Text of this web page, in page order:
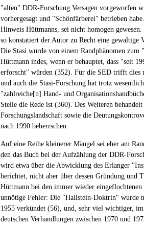
"alten" DDR-Forschung Versagen vorgeworfen
vorhergesagt und "Schönfärberei" betrieben
Hinweis Hüttmanns, sei nicht homogen
so konstatiert der Autor zu Recht eine gewaltige
Die Stasi wurde von einem Randphänomen
Hüttmann indes, wenn er behauptet, dass "seit
erforscht" würden (352). Für die SED trifft dies
und auch die Stasi-Forschung hat trotz
"zahlreiche[n] Hand- und
Stelle die Rede ist (360). Des Weiteren
Forschungslandschaft sowie die
nach 1990 beherrschen.
Auf eine Reihe kleinerer Mängel sei eher am
den das Buch bei der Aufzählung der DDR-
wird etwa über die Abwicklung des Erlanger
berichtet, nicht aber über dessen Gründung und
Hüttmann bei den immer wieder
unnötige Fehler: Die "Hallstein-Doktrin" wurde
1955 verkündet (56), und, sehr viel wichtiger,
deutschen Verhandlungen zwischen 1970 und